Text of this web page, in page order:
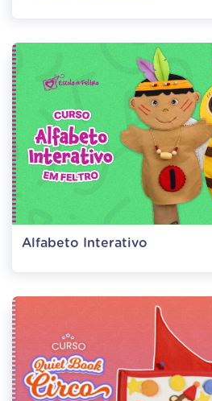
Alfabeto Interativo